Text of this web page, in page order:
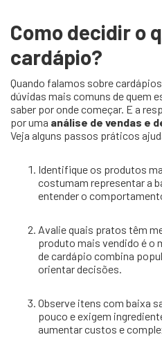
Como decidir o
cardápio?
Quando falamos sobre
dúvidas mais comuns de quem
saber por onde começar. E a
por uma análise de vendas e
Veja alguns passos práticos
Identifique os produtos
costumam representar a
entender o
Avalie quais pratos têm
produto mais vendido é o
de cardápio combina
orientar decisões.
Observe itens com baixa
pouco e exigem
aumentar custos e